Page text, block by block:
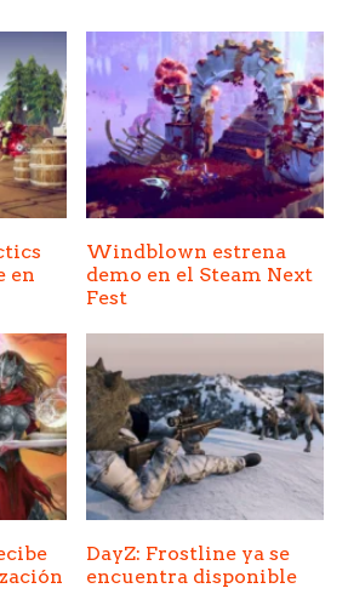
en
Windblown estrena
demo en el Steam Next
Fest
DayZ: Frostline ya se
encuentra disponible